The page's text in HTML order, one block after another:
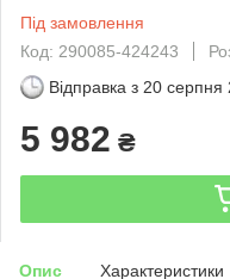
Під замовлення
Код: 290085-424243
Відправка з 20 серпня
5 982 ₴
Опис Характеристики